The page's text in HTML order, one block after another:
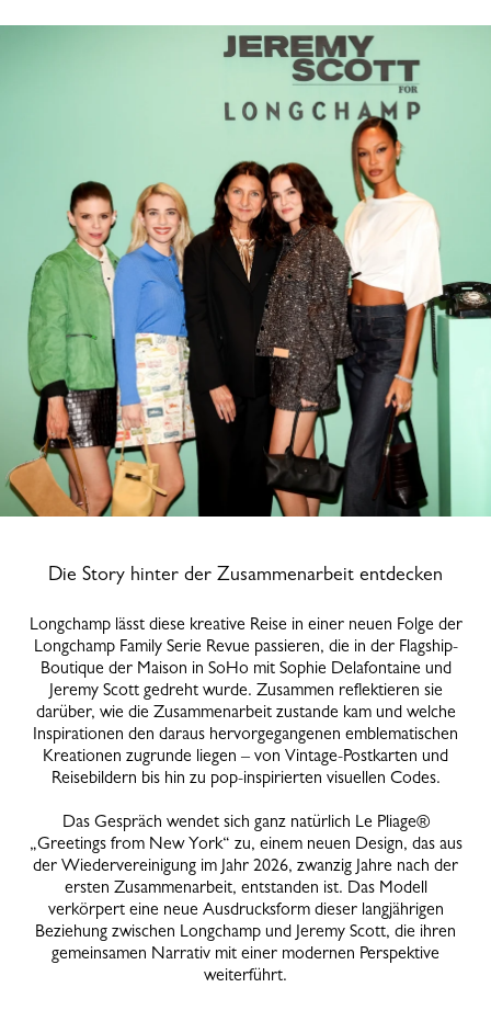
Die Story hinter der Zusammenarbeit entdecken
Longchamp lässt diese kreative Reise in einer neuen Folge der
Longchamp Family Serie Revue passieren, die in der Flagship-
Boutique der Maison in SoHo mit Sophie Delafontaine und
Jeremy Scott gedreht wurde. Zusammen reflektieren sie
darüber, wie die Zusammenarbeit zustande kam und welche
Inspirationen den daraus hervorgegangenen emblematischen
Kreationen zugrunde liegen – von Vintage-Postkarten und
Reisebildern bis hin zu pop-inspirierten visuellen Codes.
Das Gespräch wendet sich ganz natürlich Le Pliage®
„Greetings from New York“ zu, einem neuen Design, das aus
der Wiedervereinigung im Jahr 2026, zwanzig Jahre nach der
ersten Zusammenarbeit, entstanden ist. Das Modell
verkörpert eine neue Ausdrucksform dieser langjährigen
Beziehung zwischen Longchamp und Jeremy Scott, die ihren
gemeinsamen Narrativ mit einer modernen Perspektive
weiterführt.